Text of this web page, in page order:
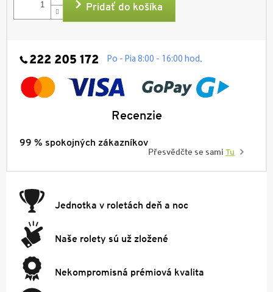
Pridať do košíka
222 205 172 Po - Pia 8:00 - 16:00 hod .
Recenzie
99 % spokojných zákazníkov
Přesvědčte se sami Tu
Jednotka v roletách deň a noc
Naše rolety sú už zložené
Nekompromisná prémiová kvalita